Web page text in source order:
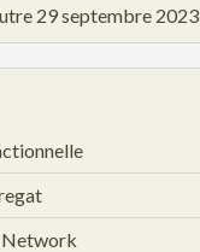
29 septembre 2023
Network